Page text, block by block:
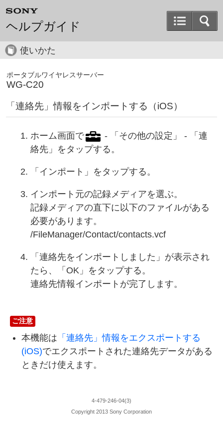
ヘルプガイド
使いかた
ポータブルワイヤレスサーバー
WG-C20
「連絡先」情報をインポートする（iOS）
ホーム画面で
- 「その他の設定」 - 「連
絡先」をタップする。
「インポート」をタップする。
インポート元の記録メディアを選ぶ。
記録メディアの直下に以下のファイルがある
必要があります。
/FileManager/Contact/contacts.vcf
「連絡先をインポートしました」が表示され
たら、「OK」をタップする。
連絡先情報インポートが完了します。
ご注意
本機能は 「連絡先」情報をエクスポートする
(iOS)でエクスポートされた連絡先データがある
ときだけ使えます。
4-479-246-04(3)
Copyright 2013 Sony Corporation